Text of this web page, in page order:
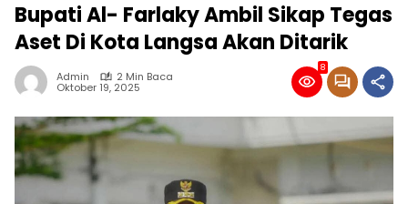
Bupati Al- Farlaky Ambil Sikap Tegas
Aset Di Kota Langsa Akan Ditarik
Admin 2 Min Baca
Oktober 19, 2025
8